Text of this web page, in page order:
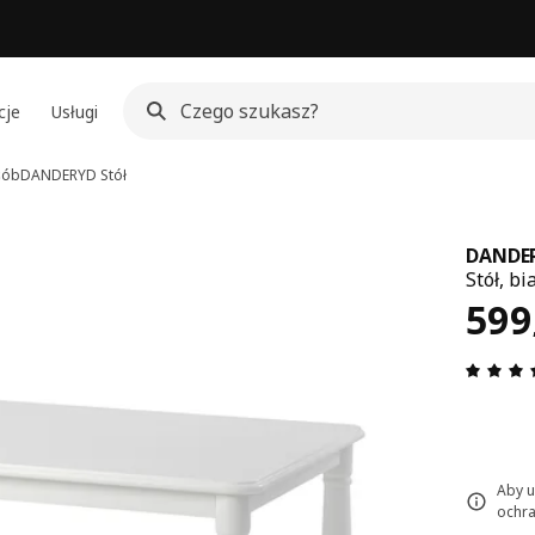
Usługi
DANDERYD Stół
Stół,
599
Aby